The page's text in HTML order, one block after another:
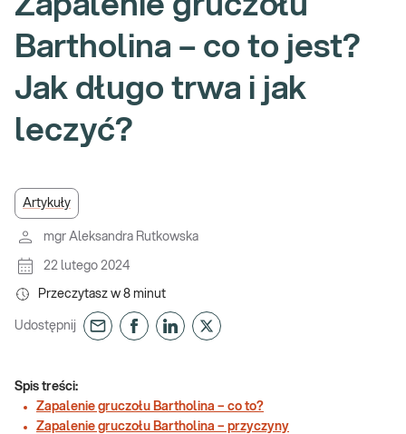
Bartholina – co to jest?
Jak długo trwa i jak
leczyć?
Artykuły
mgr Aleksandra Rutkowska
22 lutego 2024
Przeczytasz w 8 minut
Udostępnij
Spis treści:
Zapalenie gruczołu Bartholina – co to?
Zapalenie gruczołu Bartholina – przyczyny